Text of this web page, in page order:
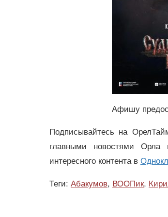
Афишу
Подписывайтесь на
главными новостями
интересного контента в
Теги: Абакумов, ВООПик,